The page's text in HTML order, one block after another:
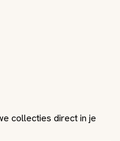
collecties direct in je